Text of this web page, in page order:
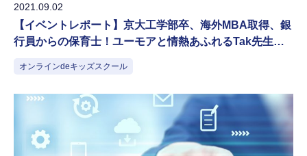
2021.09.02
【イベントレポート】京大工学部卒、海外MBA取得、銀
行員からの保育士！ユーモアと情熱あふれるTak先生
オンラインdeキッズスクール